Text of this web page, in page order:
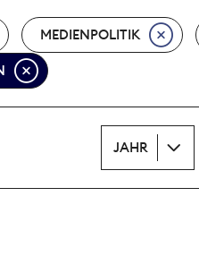
MEDIENPOLITIK
JAHR